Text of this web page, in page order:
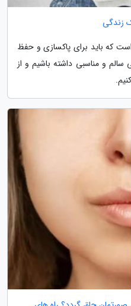
زندگی
که باید برای پاکسازی و حفظ
و مناسبی داشته باشیم و از